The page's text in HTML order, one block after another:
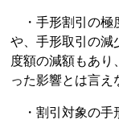
・手形割引の極
や、手形取引の減
度額の減額もあり
った影響とは言え
・割引対象の手